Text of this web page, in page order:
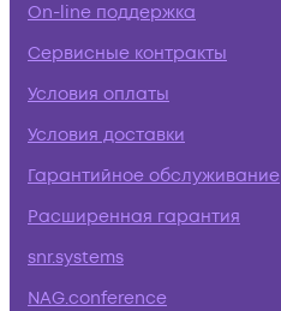
On-line поддержка
Сервисные контракты
Условия оплаты
Условия доставки
Гарантийное обслуживание
Расширенная гарантия
snr.systems
NAG.conference